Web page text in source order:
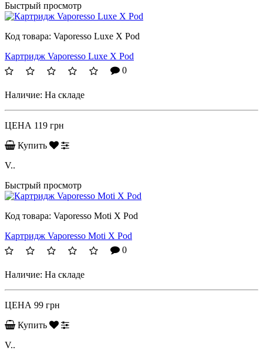
Быстрый просмотр
Код товара: Vaporesso Luxe X Pod
Картридж Vaporesso Luxe X Pod
0
Наличие: На складе
ЦЕНА 119 грн
Купить
V..
Быстрый просмотр
Код товара: Vaporesso Moti X Pod
Картридж Vaporesso Moti X Pod
0
Наличие: На складе
ЦЕНА 99 грн
Купить
V..